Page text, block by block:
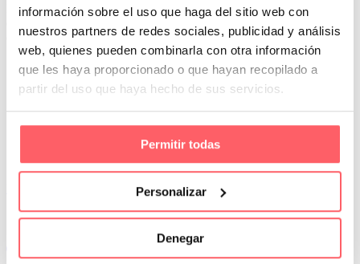
información sobre el uso que haga del sitio web con
nuestros partners de redes sociales, publicidad y análisis
web, quienes pueden combinarla con otra información
que les haya proporcionado o que hayan recopilado a
partir del uso que haya hecho de sus servicios.
Permitir todas
Personalizar
Denegar
Las paredes redondeadas son un elemento arquitectónico que añade
elegancia y singularidad a cualquier espacio. Sin embargo, decorar
estas superficies…
Conoce Cortinas Sanmar